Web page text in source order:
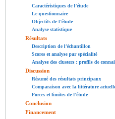
Caractéristiques de l’étude
Le questionnaire
Objectifs de l’étude
Analyse statistique
Résultats
Description de l’échantillon
Scores et analyse par spécialité
Analyse des clusters : profils de
Discussion
Résumé des résultats principaux
Comparaison avec la littérature
Forces et limites de l’étude
Conclusion
Financement